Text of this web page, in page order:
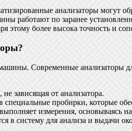
анализаторы могут
работают по заранее
этому более высока точность и
Современные
зависящая от анализатора.
специальные пробирки, которые
измерения, основываясь
в систему для анализа и выдачи